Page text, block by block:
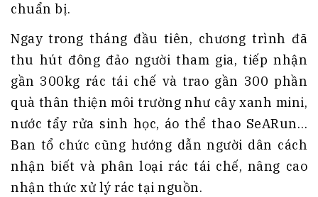
chuẩn bị.
Ngay trong tháng đầu tiên, chương trình đã
thu hút đông đảo người tham gia, tiếp nhận
gần 300kg rác tái chế và trao gần 300 phần
quà thân thiện môi trường như cây xanh mini,
nước tẩy rửa sinh học, áo thể thao SeARun…
Ban tổ chức cũng hướng dẫn người dân cách
nhận biết và phân loại rác tái chế, nâng cao
nhận thức xử lý rác tại nguồn.